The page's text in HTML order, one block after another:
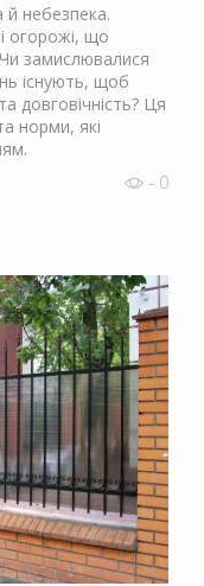
й небезпека.
огорожі, що
замислювалися
існують, щоб
довговічність? Ця
норми, які
- 0